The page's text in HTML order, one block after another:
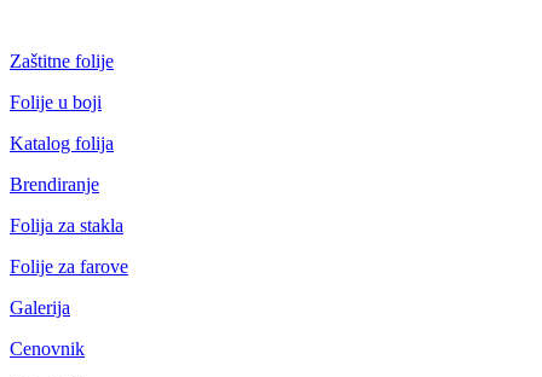
Zaštitne folije
Folije u boji
Katalog folija
Brendiranje
Folija za stakla
Folije za farove
Galerija
Cenovnik